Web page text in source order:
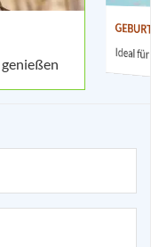
Ideal